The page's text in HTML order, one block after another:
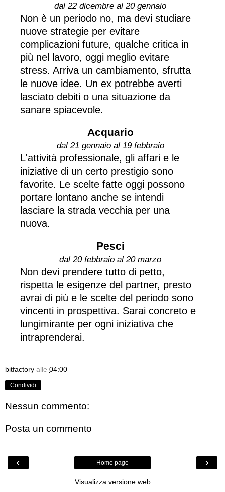
dal 22 dicembre al 20 gennaio
Non è un periodo no, ma devi studiare
nuove strategie per evitare
complicazioni future, qualche critica in
più nel lavoro, oggi meglio evitare
stress. Arriva un cambiamento, sfrutta
le nuove idee. Un ex potrebbe averti
lasciato debiti o una situazione da
sanare spiacevole.
Acquario
dal 21 gennaio al 19 febbraio
L'attività professionale, gli affari e le
iniziative di un certo prestigio sono
favorite. Le scelte fatte oggi possono
portare lontano anche se intendi
lasciare la strada vecchia per una
nuova.
Pesci
dal 20 febbraio al 20 marzo
Non devi prendere tutto di petto,
rispetta le esigenze del partner, presto
avrai di più e le scelte del periodo sono
vincenti in prospettiva. Sarai concreto e
lungimirante per ogni iniziativa che
intraprenderai.
bitfactory alle 04:00
Condividi
Nessun commento:
Posta un commento
‹ ›
Home page
Visualizza versione web